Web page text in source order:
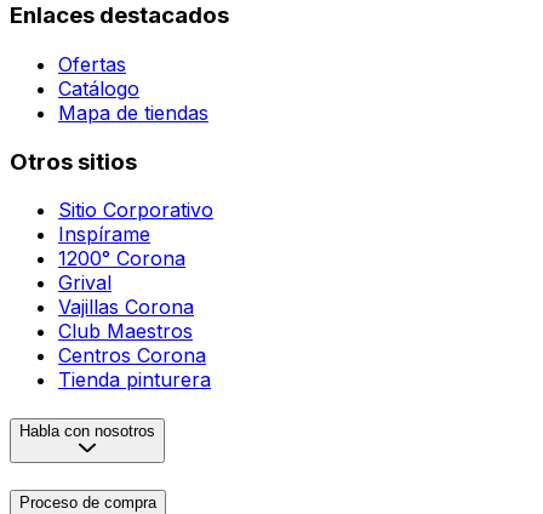
Enlaces destacados
Ofertas
Catálogo
Mapa de tiendas
Otros sitios
Sitio Corporativo
Inspírame
1200° Corona
Grival
Vajillas Corona
Club Maestros
Centros Corona
Tienda pinturera
Habla con nosotros
Proceso de compra